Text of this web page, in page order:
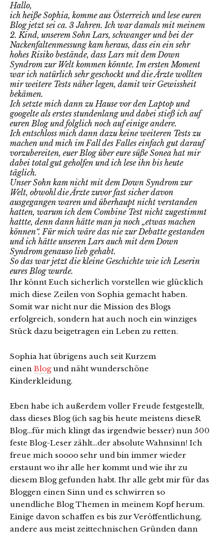
Hallo,
ich heiße Sophia, komme aus Österreich und lese euren
Blog jetzt sei ca. 3 Jahren. Ich war damals mit meinem
2. Kind, unserem Sohn Lars, schwanger und bei der
Nackenfaltenmessung kam heraus, dass ein ein sehr
hohes Risiko bestände, dass Lars mit dem Down
Syndrom zur Welt kommen könnte. Im ersten Moment
war ich natürlich sehr geschockt und die Ärzte wollten
mir weitere Tests näher legen, damit wir Gewissheit
bekämen.
Ich setzte mich dann zu Hause vor den Laptop und
googelte als erstes stundenlang und dabei stieß ich auf
euren Blog und folglich noch auf einige andere.
Ich entschloss mich dann dazu keine weiteren Tests zu
machen und mich im Fall des Falles einfach gut darauf
vorzubereiten, euer Blog über eure süße Sonea hat mir
dabei total gut geholfen und ich lese ihn bis heute
täglich.
Unser Sohn kam nicht mit dem Down Syndrom zur
Welt, obwohl die Ärzte zuvor fast sicher davon
ausgegangen waren und überhaupt nicht verstanden
hatten, warum ich dem Combine Test nicht zugestimmt
hattte, denn dann hätte man ja noch „etwas machen
können“. Für mich wäre das nie zur Debatte gestanden
und ich hätte unseren Lars auch mit dem Down
Syndrom genauso lieb gehabt.
So das war jetzt die kleine Geschichte wie ich Leserin
eures Blog wurde.
Ihr könnt Euch sicherlich vorstellen wie glücklich
mich diese Zeilen von Sophia gemacht haben.
Somit war nicht nur die Mission des Blogs
erfolgreich, sondern hat auch noch ein winziges
Stück dazu beigetragen ein Leben zu retten.
Sophia hat übrigens auch seit Kurzem
einen Blogund näht wunderschöne
Kinderkleidung.
Eben habe ich außerdem voller Freude festgestellt,
dass dieses Blog (ich sag bis heute meistens dieseR
Blog…für mich klingt das irgendwie besser) nun 500
feste Blog-Leser zählt…der absolute Wahnsinn! Ich
freue mich soooo sehr und bin immer wieder
erstaunt wo ihr alle her kommt und wie ihr zu
diesem Blog gefunden habt. Ihr alle gebt mir für das
Bloggen einen Sinn und es schwirren so
unendliche Blog Themen in meinem Kopf herum.
Einige davon schaffen es bis zur Veröffentlichung,
andere aus meist zeittechnischen Gründen dann